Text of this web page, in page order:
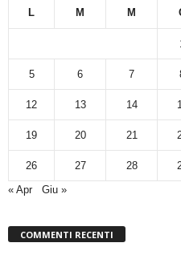
L M M
5 6 7
12 13 14
19 20 21
26 27 28
« Apr
Giu »
COMMENTI RECENTI